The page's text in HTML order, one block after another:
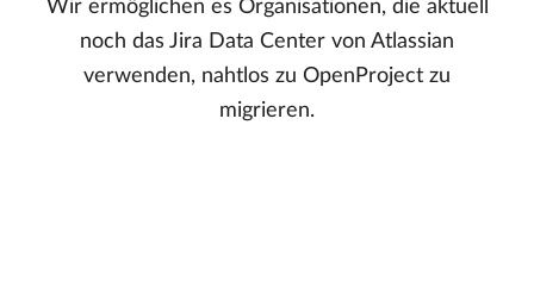
Wir ermöglichen es Organisationen, die aktuell
noch das Jira Data Center von Atlassian
verwenden, nahtlos zu OpenProject zu
migrieren.